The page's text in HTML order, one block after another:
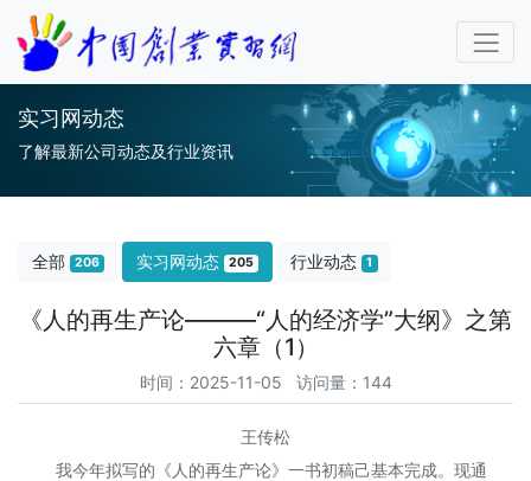
实习网动态
了解最新公司动态及行业资讯
全部 206 实习网动态 205 行业动态 1
《人的再生产论———“人的经济学”大纲》之第
六章（1）
时间：2025-11-05 访问量：144
王传松
我今年拟写的《人的再生产论》一书初稿己基本完成。现通